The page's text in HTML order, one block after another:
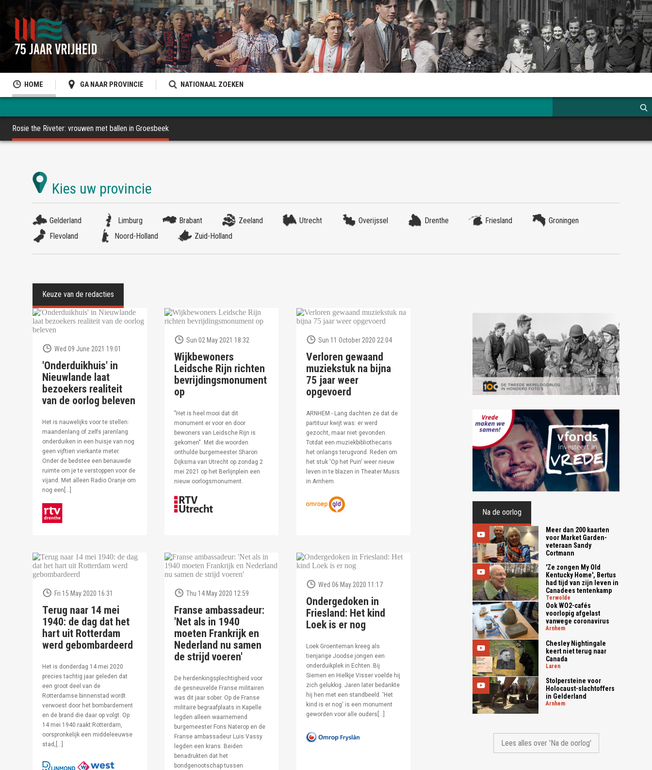
HOME GA NAAR PROVINCIE NATIONAAL ZOEKEN
Rosie the Riveter: vrouwen met ballen in Groesbeek
Gelderland Limburg Brabant Zeeland Utrecht Overijssel Drenthe Friesland
Groningen
Flevoland
Noord-Holland Zuid-Holland
Wed 09 June 2021 19:01
'Onderduikhuis' in
Nieuwlande laat
bezoekers realiteit
van de oorlog beleven
Het is nauwelijks voor te stellen:
maandenlang of zelfs jarenlang
onderduiken in een huisje van nog
geen vijftien vierkante meter.
Onder de bedstee een benauwde
ruimte om je te verstoppen voor de
vijand. Met alleen Radio Oranje om
nog een[…]
Sun 02 May 2021 18:32
Wijkbewoners
Leidsche Rijn richten
bevrijdingsmonument
op
"Het is heel mooi dat dit
monument er voor en door
bewoners van Leidsche Rijn is
gekomen". Met die woorden
onthulde burgemeester Sharon
Dijksma van Utrecht op zondag 2
mei 2021 op het Berlijnplein een
nieuw oorlogsmonument.
Sun 11 October 2020 22:04
Verloren gewaand
muziekstuk na bijna
75 jaar weer
opgevoerd
ARNHEM - Lang dachten ze dat de
partituur kwijt was: er werd
gezocht, maar niet gevonden.
Totdat een muziekbibliothecaris
het onlangs terugvond. Reden om
het stuk 'Op het Puin' weer nieuw
leven in te blazen in Theater Musis
in Arnhem.
Fri 15 May 2020 16:31
Terug naar 14 mei
1940: de dag dat het
hart uit Rotterdam
werd gebombardeerd
Het is donderdag 14 mei 2020
precies tachtig jaar geleden dat
een groot deel van de
Rotterdamse binnenstad wordt
verwoest door het bombardement
en de brand die daar op volgt. Op
14 mei 1940 raakt Rotterdam,
oorspronkelijk een middeleeuwse
stad,[…]
Thu 14 May 2020 12:59
Franse ambassadeur:
'Net als in 1940
moeten Frankrijk en
Nederland nu samen
de strijd voeren'
De herdenkingsplechtigheid voor
de gesneuvelde Franse militairen
was dit jaar sober. Op de Franse
militaire begraafplaats in Kapelle
legden alleen waarnemend
burgemeester Fons Naterop en de
Franse ambassadeur Luis Vassy
legden een krans. Beiden
benadrukten dat het
bondgenootschap tussen
Wed 06 May 2020 11:17
Ondergedoken in
Friesland: Het kind
Loek is er nog
Loek Groenteman kreeg als
tienjarige Joodse jongen een
onderduikplek in Echten. Bij
Siemen en Hielkje Visser voelde hij
zich gelukkig. Jaren later bedankte
hij hen met een standbeeld. 'Het
kind is er nog' is een monument
geworden voor alle ouders[…]
Na de oorlog
Meer dan 200 kaarten
voor Market Garden-
veteraan Sandy
Cortmann
'Ze zongen My Old
Kentucky Home', Bertus
had tijd van zijn leven in
Canadees tentenkamp
terwolde
Ook WO2-cafés
voorlopig afgelast
vanwege coronavirus
arnhem
Chesley Nightingale
keert niet terug naar
Canada
laren
Stolpersteine voor
Holocaust-slachtoffers
in Gelderland
arnhem
Lees alles over 'Na de oorlog'